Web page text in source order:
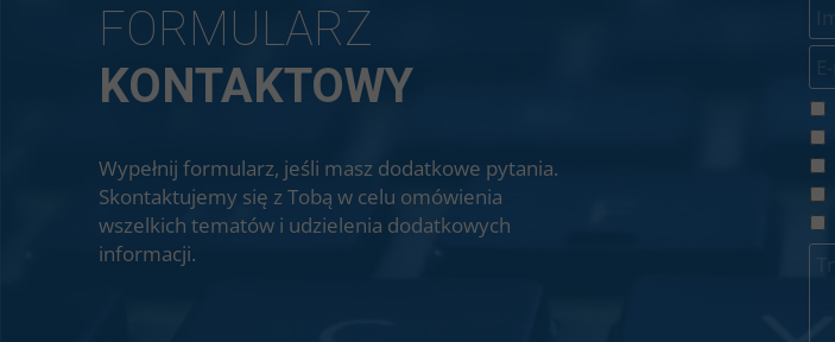
FORMULARZ
KONTAKTOWY
Wypełnij formularz, jeśli masz dodatkowe pytania.
Skontaktujemy się z Tobą w celu omówienia
wszelkich tematów i udzielenia dodatkowych
informacji.